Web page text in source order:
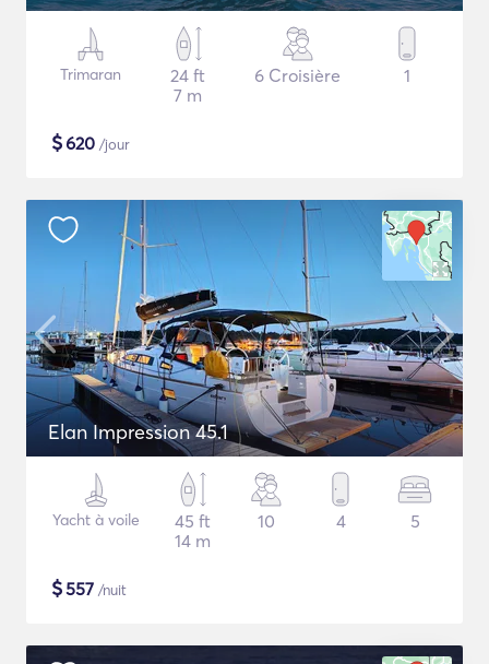
Trimaran
24 ft
7 m
6 Croisière 1
$620 /jour
Elan Impression 45.1
Yacht à voile
45 ft
14 m
10 4 5
$557 /nuit